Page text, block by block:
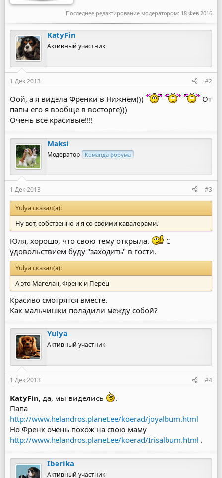
Последнее редактирование модератором: 18 Фев 2016
KatyFin
Активный участник
1 Дек 2013 #2
Оой, а я видела Френки в Нижнем)))
От
папы его я вообще в восторге)))
Очень все красивые!!!!
Maksi
Модератор Команда форума
1 Дек 2013 #3
Yulya сказал(а):
Ну вот, собственно и я со своими кавалерами.
Юля, хорошо, что свою тему открыла.
С
удовольствием буду "заходить" в гости.
Yulya сказал(а):
А это Магелан, Френк и Перец
Красиво смотрятся вместе.
Как мальчишки поладили между собой?
Yulya
Активный участник
1 Дек 2013 #4
KatyFin, да, мы виделись
.
Папа
http://www.helandros.planet.ee/koerad/joyalbum.html
Но Френк очень похож на свою маму
http://www.helandros.planet.ee/koerad/Irisalbum.html .
Iberika
Активный участник